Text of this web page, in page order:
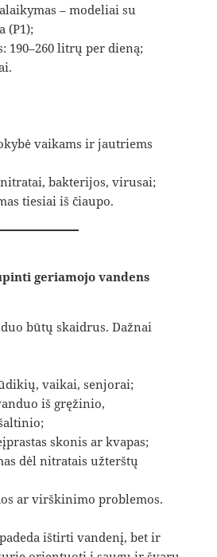
– modeliai su
(P1);
190–260 litrų per dieną;
vaikams ir jautriems
bakterijos, virusai;
tiesiai iš čiaupo.
geriamojo vandens
būtų skaidrus. Dažnai
vaikai, senjorai;
iš gręžinio,
skonis ar kvapas;
dėl nitratais užterštų
ar virškinimo problemos.
ištirti vandenį, bet ir